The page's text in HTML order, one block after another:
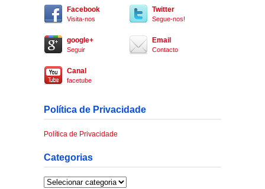
Facebook
Visita-nos
Twitter
Segue-nos!
google+
Seguir
Email
Contacto
Canal
facetube
Política de Privacidade
Política de Privacidade
Categorias
Categorias